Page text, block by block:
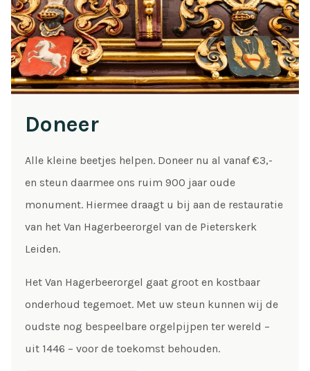
Doneer
Alle kleine beetjes helpen. Doneer nu al vanaf €3,-
en steun daarmee ons ruim 900 jaar oude
monument. Hiermee draagt u bij aan de restauratie
van het Van Hagerbeerorgel van de Pieterskerk
Leiden.
Het Van Hagerbeerorgel gaat groot en kostbaar
onderhoud tegemoet. Met uw steun kunnen wij de
oudste nog bespeelbare orgelpijpen ter wereld –
uit 1446 – voor de toekomst behouden.